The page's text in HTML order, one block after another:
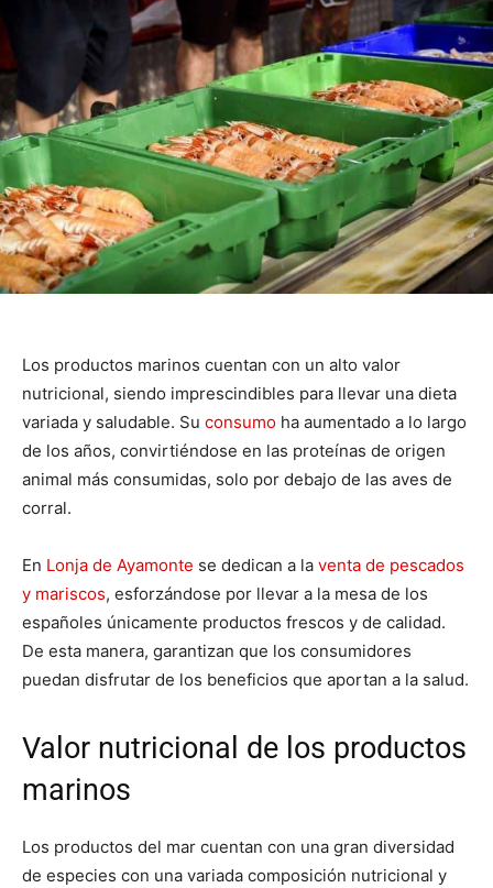
Los productos marinos cuentan con un alto valor
nutricional, siendo imprescindibles para llevar una dieta
variada y saludable. Su consumo ha aumentado a lo largo
de los años, convirtiéndose en las proteínas de origen
animal más consumidas, solo por debajo de las aves de
corral.
En Lonja de Ayamonte se dedican a la venta de pescados
y mariscos, esforzándose por llevar a la mesa de los
españoles únicamente productos frescos y de calidad.
De esta manera, garantizan que los consumidores
puedan disfrutar de los beneficios que aportan a la salud.
Valor nutricional de los productos
marinos
Los productos del mar cuentan con una gran diversidad
de especies con una variada composición nutricional y